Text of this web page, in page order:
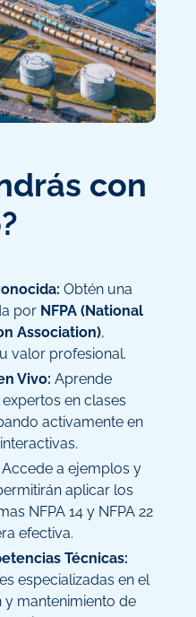
con
Obtén una
por NFPA (National
Association),
valor profesional.
Vivo: Aprende
en clases
activamente en
Accede a ejemplos y
aplicar los
NFPA 14 y NFPA 22
efectiva.
Técnicas:
especializadas en el
y mantenimiento de